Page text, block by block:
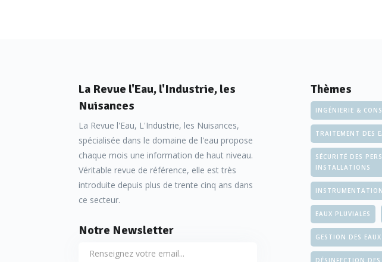
La Revue l'Eau, l'Industrie, les
Nuisances
La Revue l'Eau, L'Industrie, les Nuisances,
spécialisée dans le domaine de l'eau propose
chaque mois une information de haut niveau.
Véritable revue de référence, elle est très
introduite depuis plus de trente cinq ans dans
ce secteur.
Notre Newsletter
Thèmes
INGÉNIERIE &
TRAITEMENT DES
SÉCURITÉ DES
INSTALLATIONS
EAUX PLUVIALES
GESTION DES
DÉSINFECTION DES